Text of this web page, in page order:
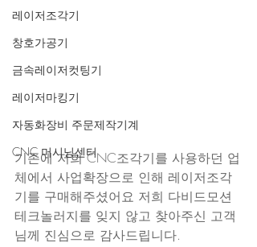
레이저조각기
창호가공기
금속레이저컷팅기
레이저마킹기
자동화장비 주문제작기계
CNC 머시닝센터
기존에 저희 CNC조각기를 사용하던 업
체에서 사업확장으로 인해 레이저조각
기를 구매해주셨어요 저희 다비드모션
테크놀러지를 잊지 않고 찾아주신 고객
님께 진심으로 감사드립니다.